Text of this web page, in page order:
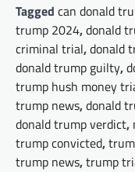
Tagged can donald
trump 2024,donald
criminal trial,donald
donald trump guilty,
trump hush money
trump news,donald
donald trump verdict,
trump convicted,
trump news,trump